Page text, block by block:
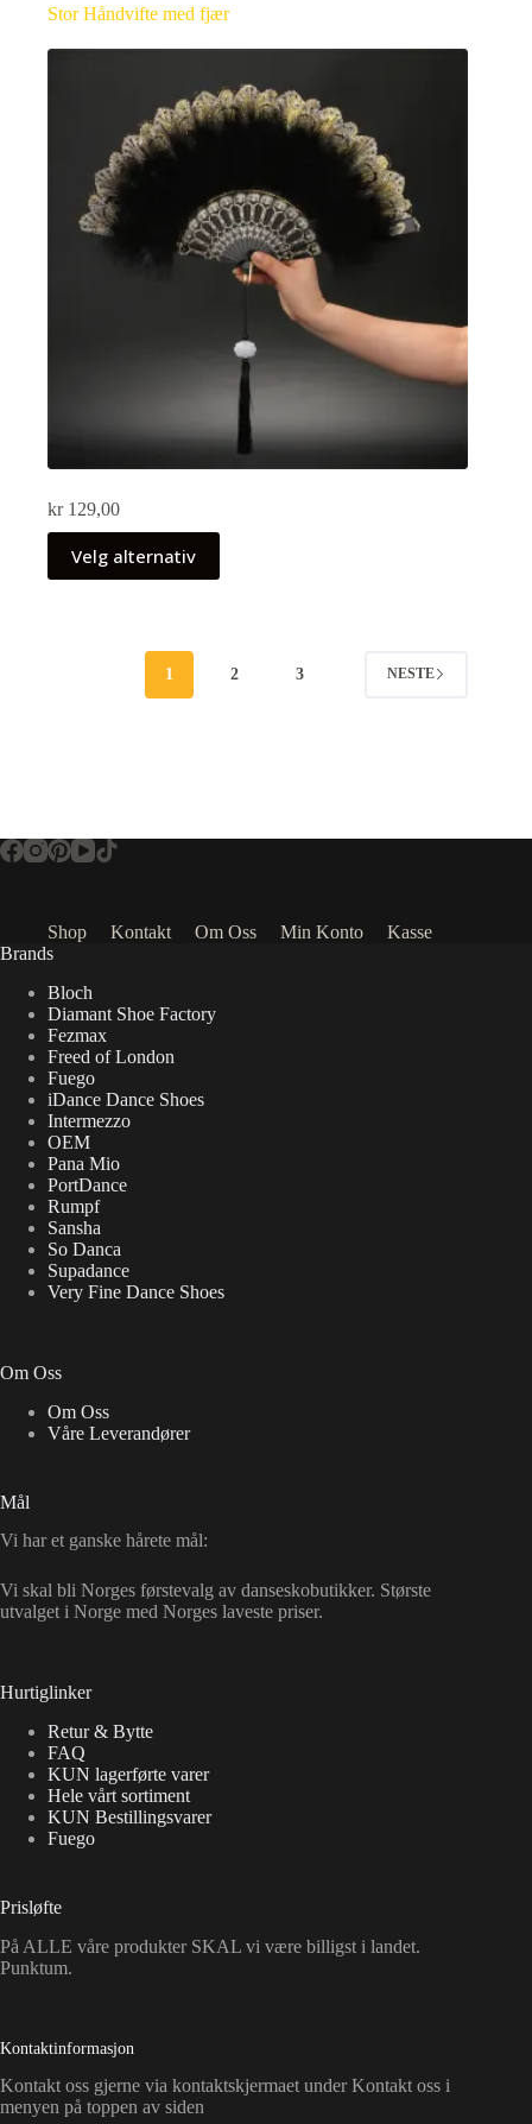
Stor Håndvifte med fjær
kr129,00
Velg alternativ
1 2 3 NESTE
Shop Kontakt Om Oss Min Konto
Kasse
Brands
Bloch
Diamant Shoe Factory
Fezmax
Freed of London
Fuego
iDance Dance Shoes
Intermezzo
OEM
Pana Mio
PortDance
Rumpf
Sansha
So Danca
Supadance
Very Fine Dance Shoes
Om Oss
Om Oss
Våre Leverandører
Mål
Vi har et ganske hårete mål:
Vi skal bli Norges førstevalg av danseskobutikker. Største
utvalget i Norge med Norges laveste priser.
Hurtiglinker
Retur & Bytte
FAQ
KUN lagerførte varer
Hele vårt sortiment
KUN Bestillingsvarer
Fuego
Prisløfte
På ALLE våre produkter SKAL vi være billigst i landet.
Punktum.
Kontaktinformasjon
Kontakt oss gjerne via kontaktskjermaet under Kontakt oss i
menyen på toppen av siden